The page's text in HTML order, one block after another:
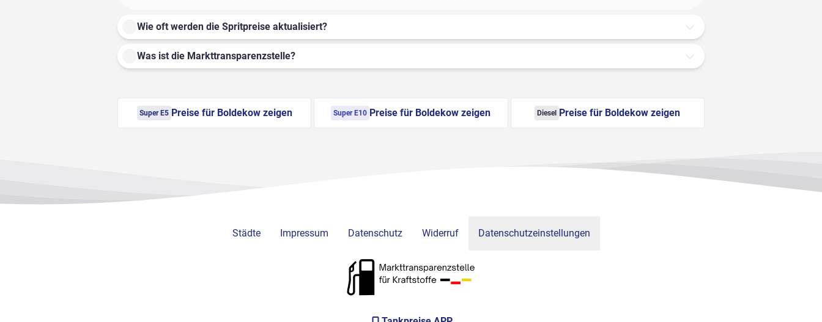
Wie oft werden die Spritpreise aktualisiert?
Was ist die Markttransparenzstelle?
Super E5 Preise für Boldekow zeigen Super E10 Preise für Boldekow zeigen Diesel Preise für Boldekow zeigen
Städte Impressum Datenschutz Widerruf Datenschutzeinstellungen